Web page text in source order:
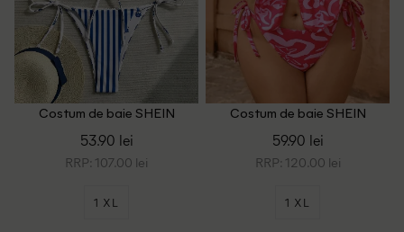
Costum de baie SHEIN
53.90 lei
RRP: 107.00 lei
1 XL
Costum de baie SHEIN
59.90 lei
RRP: 120.00 lei
1 XL